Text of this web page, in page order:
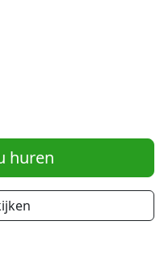
huren